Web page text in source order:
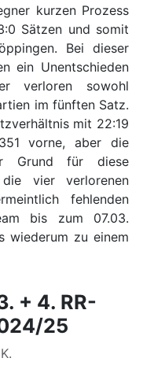
kurzen Prozess
Sätzen und somit
Bei dieser
ein Unentschieden
verloren sowohl
im fünften Satz.
mit 22:19
vorne, aber die
Grund für diese
vier verlorenen
fehlenden
bis zum 07.03.
wiederum zu einem
+ 4. RR-
25